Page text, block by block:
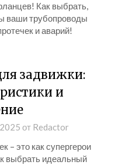
Как выбрать,
ваши трубопроводы
и аварий!
задвижки:
и
от Redactor
– это как супергерои
выбрать идеальный